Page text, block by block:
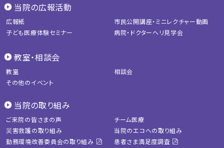
当院の広報活動
広報紙
市民公開講座・ミニレクチャー動画
子ども医療体験セミナー
病院・ドクターヘリ見学会
教室・相談会
教室
相談会
その他のイベント
当院の取り組み
ご来院の皆さまの声
チーム医療
災害救護の取り組み
当院のエコへの取り組み
勤務環境改善委員会の取り組み
患者さま満足度調査